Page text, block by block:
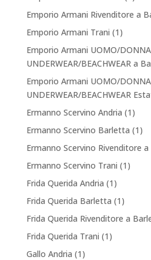
Emporio Armani Rivenditore a
Emporio Armani Trani (1)
Emporio Armani UOMO/DONNA
UNDERWEAR/BEACHWEAR a
Emporio Armani UOMO/DONNA
UNDERWEAR/BEACHWEAR
Ermanno Scervino Andria (1)
Ermanno Scervino Barletta (1)
Ermanno Scervino Rivenditore
Ermanno Scervino Trani (1)
Frida Querida Andria (1)
Frida Querida Barletta (1)
Frida Querida Rivenditore a
Frida Querida Trani (1)
Gallo Andria (1)